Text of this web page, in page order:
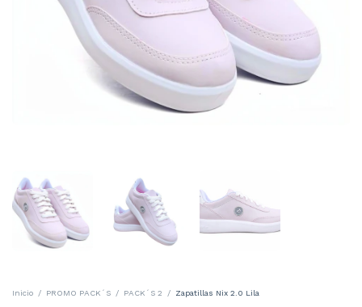
Inicio / PROMO PACK´S / PACK´S 2 / Zapatillas Nix 2.0 Lila